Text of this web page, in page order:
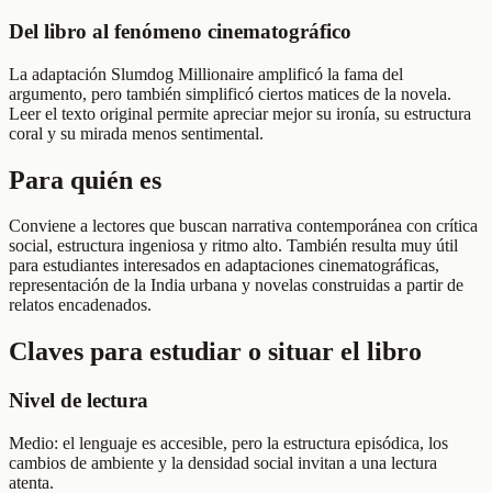
Del libro al fenómeno cinematográfico
La adaptación Slumdog Millionaire amplificó la fama del
argumento, pero también simplificó ciertos matices de la novela.
Leer el texto original permite apreciar mejor su ironía, su estructura
coral y su mirada menos sentimental.
Para quién es
Conviene a lectores que buscan narrativa contemporánea con crítica
social, estructura ingeniosa y ritmo alto. También resulta muy útil
para estudiantes interesados en adaptaciones cinematográficas,
representación de la India urbana y novelas construidas a partir de
relatos encadenados.
Claves para estudiar o situar el libro
Nivel de lectura
Medio: el lenguaje es accesible, pero la estructura episódica, los
cambios de ambiente y la densidad social invitan a una lectura
atenta.